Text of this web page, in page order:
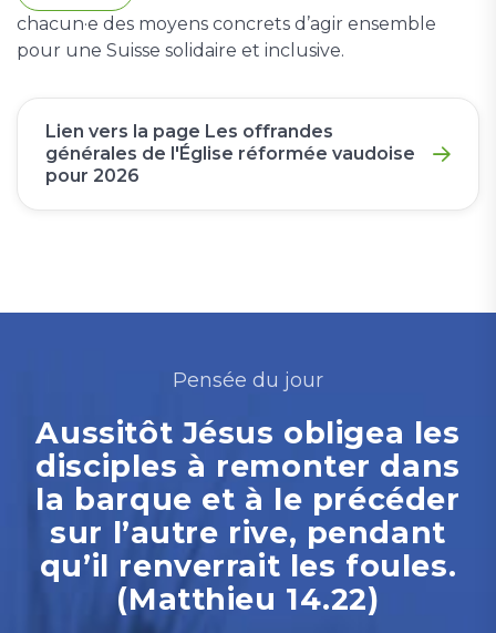
chacun·e des moyens concrets d’agir ensemble
pour une Suisse solidaire et inclusive.
Lien vers la page Les offrandes
générales de l'Église réformée vaudoise
pour 2026
Pensée du jour
Aussitôt Jésus obligea les
disciples à remonter dans
la barque et à le précéder
sur l’autre rive, pendant
qu’il renverrait les foules.
(Matthieu 14.22)